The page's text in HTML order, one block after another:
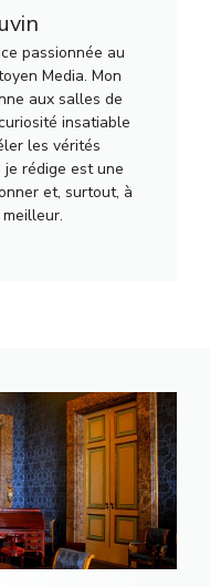
passionnée au
Media. Mon
aux salles de
insatiable
les vérités
rédige est une
et, surtout, à